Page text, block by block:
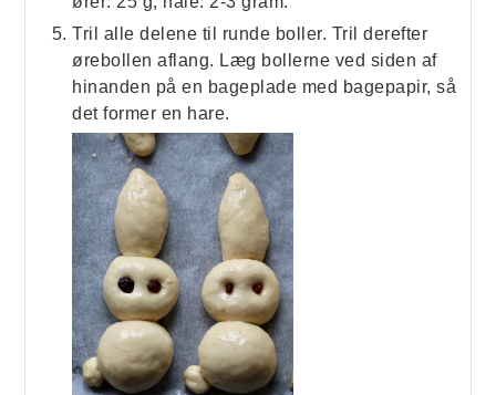
Tril alle delene til runde boller. Tril derefter
ørebollen aflang. Læg bollerne ved siden af
hinanden på en bageplade med bagepapir, så
det former en hare.